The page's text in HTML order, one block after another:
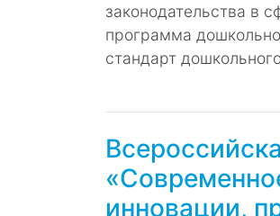
законодательства в
программа
стандарт
инновации,